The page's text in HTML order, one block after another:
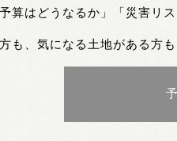
算はどうなるか」「災害リ
も、気になる土地がある方